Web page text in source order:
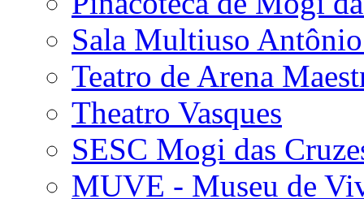
Sala Multiuso
Teatro de Arena
Theatro Vasques
SESC Mogi das
MUVE - Museu de